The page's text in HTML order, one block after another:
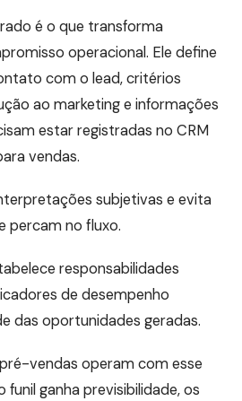
é o que transforma
operacional. Ele define
com o lead, critérios
ao marketing e informações
estar registradas no CRM
vendas.
subjetivas e evita
percam no fluxo.
responsabilidades
de desempenho
das oportunidades geradas.
vendas operam com esse
ganha previsibilidade, os